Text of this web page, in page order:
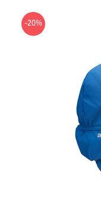
-20%